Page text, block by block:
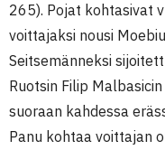
265). Pojat kohtasivat
voittajaksi nousi
Seitsemänneksi
Ruotsin Filip
suoraan kahdessa
Panu kohtaa voittajan